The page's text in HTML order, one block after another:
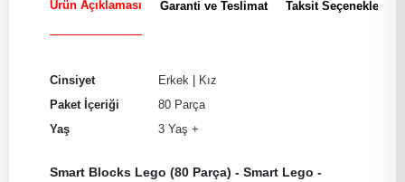
Ürün Açıklaması Garanti ve Teslimat Taksit Seçenekleri
Cinsiyet Erkek | Kız
Paket İçeriği
80 Parça
Yaş
3 Yaş +
Smart Blocks Lego (80 Parça) - Smart Lego -